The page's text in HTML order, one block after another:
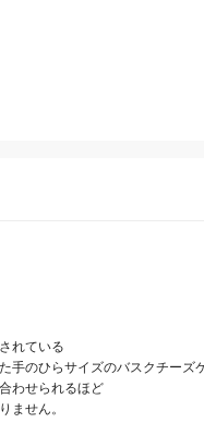
れている
手のひらサイズのバスクチーズ
わせられるほど
ません。